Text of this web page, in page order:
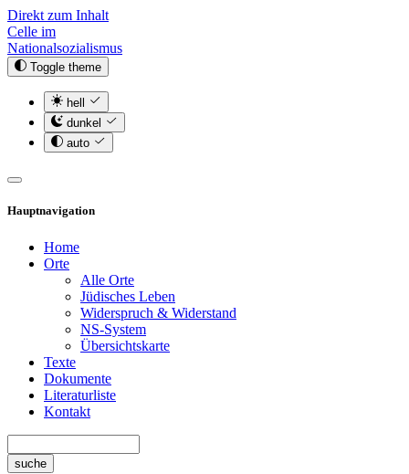
Direkt zum Inhalt
Celle im
Nationalsozialismus
Toggle theme
hell
dunkel
auto
Hauptnavigation
Home
Orte
Alle Orte
Jüdisches Leben
Widerspruch & Widerstand
NS-System
Übersichtskarte
Texte
Dokumente
Literaturliste
Kontakt